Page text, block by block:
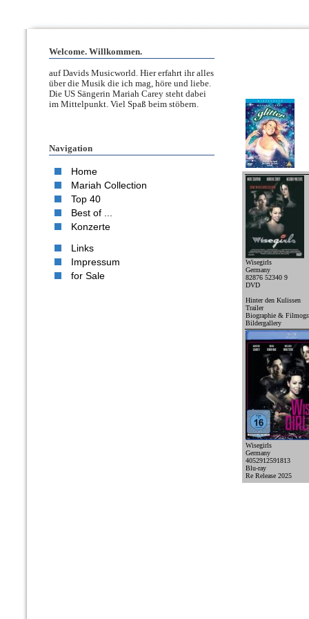
Welcome. Willkommen.
auf Davids Musicworld. Hier erfahrt ihr alles
über die Musik die ich mag, höre und liebe.
Die US Sängerin Mariah Carey steht dabei
im Mittelpunkt. Viel Spaß beim stöbern.
Navigation
Home
Mariah Collection
Top 40
Best of ...
Konzerte
Links
Impressum
for Sale
Wisegirls
Germany
82876 52340 9
DVD
Hinter den Kulissen
Trailer
Biographie &
Bildergallery
Wisegirls
Germany
4052912591813
Blu-ray
Re Release 2025